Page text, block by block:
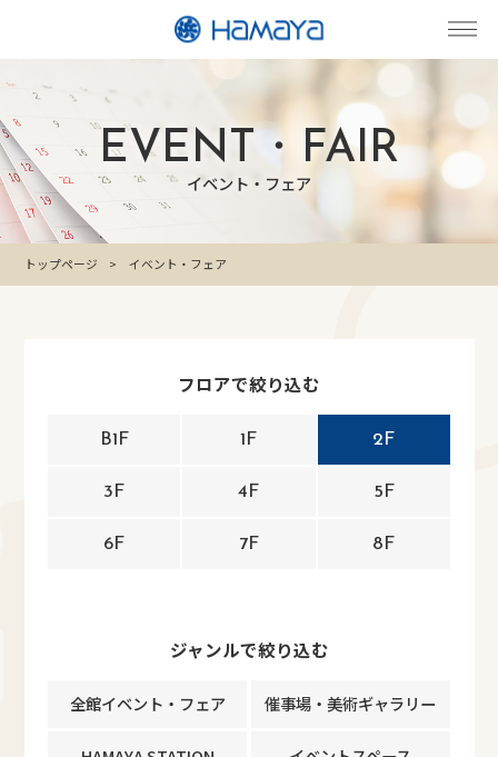
EVENT・FAIR
イベント・フェア
トップページ イベント・フェア
フロアで絞り込む
B1F 1F 2F
3F 4F 5F
6F 7F 8F
ジャンルで絞り込む
全館イベント・フェア 催事場・美術ギャラリー